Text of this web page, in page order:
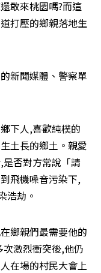
敢來桃園嗎?而這
打壓的鄉親落地生
新聞媒體、警察單
下人,喜歡純樸的
土長的鄉土。親愛
否對方常說「請
飛機噪音污染下,
浩劫。
鄉親們最需要他的
激烈衝突後,他仍
在場的村民大會上